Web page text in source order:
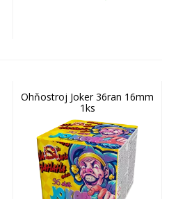
Ohňostroj Joker 36ran 16mm
1ks